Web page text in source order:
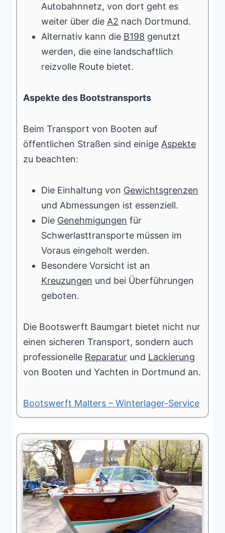
Autobahnnetz, von dort geht es
weiter über die A2 nach Dortmund.
Alternativ kann die B198 genutzt
werden, die eine landschaftlich
reizvolle Route bietet.
Aspekte des Bootstransports
Beim Transport von Booten auf
öffentlichen Straßen sind einige Aspekte
zu beachten:
Die Einhaltung von Gewichtsgrenzen
und Abmessungen ist essenziell.
Die Genehmigungen für
Schwerlasttransporte müssen im
Voraus eingeholt werden.
Besondere Vorsicht ist an
Kreuzungen und bei Überführungen
geboten.
Die Bootswerft Baumgart bietet nicht nur
einen sicheren Transport, sondern auch
professionelle Reparatur und Lackierung
von Booten und Yachten in Dortmund an.
Bootswerft Malters – Winterlager-Service